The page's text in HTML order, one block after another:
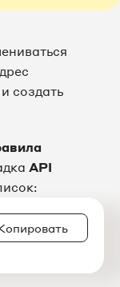
создать
API